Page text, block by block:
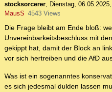
stocksorcerer, Dienstag,
MausS 4543 Views
Die Frage bleibt am Ende bloß:
Unvereinbarkeitsbeschluss mit
gekippt hat, damit der Block an
vor sich hertreiben und die AfD
Was ist ein sogenanntes
es sich jedesmal dulden lassen